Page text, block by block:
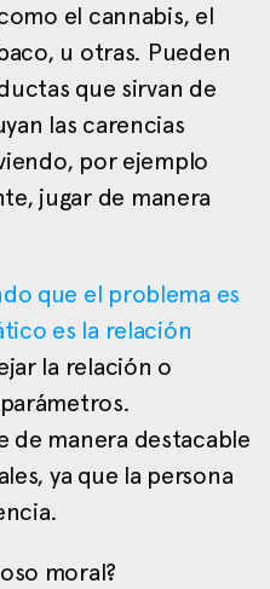
el cannabis, el
u otras. Pueden
que sirvan de
las carencias
por ejemplo
jugar de manera
que el problema es
es la relación
la relación o
de manera destacable
ya que la persona
moral?